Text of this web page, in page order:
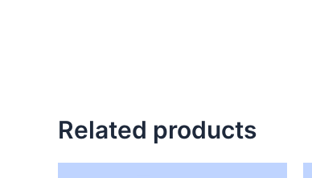
Related products